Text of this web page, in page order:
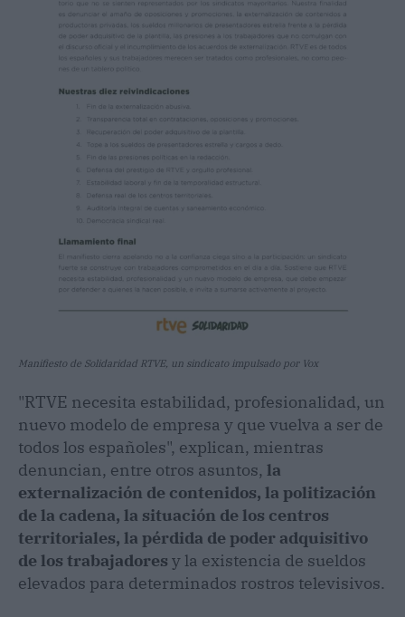
Manifiesto de Solidaridad RTVE, un sindicato impulsado por Vox
"RTVE necesita estabilidad, profesionalidad, un
nuevo modelo de empresa y que vuelva a ser de
todos los españoles", explican, mientras
denuncian, entre otros asuntos, la
externalización de contenidos, la politización
de la cadena, la situación de los centros
territoriales, la pérdida de poder adquisitivo
de los trabajadores y la existencia de sueldos
elevados para determinados rostros televisivos.